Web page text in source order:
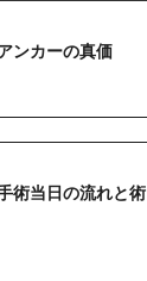
ンカーの真価
術当日の流れと術